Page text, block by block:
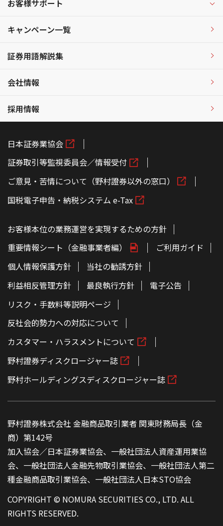
お客様サポート
キャンペーン一覧
証券用語解説集
会社情報
採用情報
日本証券業協会
証券取引等監視委員会／情報受付
ご意見・苦情について（野村證券以外の窓口）
国税電子申告・納税システム e-Tax
お客様本位の業務運営を実現するための方針
重要情報シート（金融事業者編）
ご利用ガイド
個人情報保護方針
当社の勧誘方針
利益相反管理方針
最良執行方針
電子公告
リスク・手数料等説明ページ
反社会的勢力への対応について
カスタマー・ハラスメントについて
野村證券ディスクロージャー誌
野村ホールディングスディスクロージャー誌
野村證券株式会社 金融商品取引業者 関東財務局長（金
商）第142号
加入協会／日本証券業協会、一般社団法人資産運用業協
会、一般社団法人金融先物取引業協会、一般社団法人第二
種金融商品取引業協会、一般社団法人日本STO協会
COPYRIGHT © NOMURA SECURITIES CO., LTD. ALL
RIGHTS RESERVED.